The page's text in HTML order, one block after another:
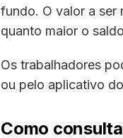
fundo. O valor a ser
quanto maior o
Os trabalhadores
ou pelo aplicativo
Como